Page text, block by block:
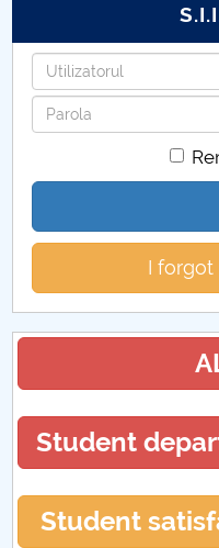
Proiecte
Proiecte
Proiecte
Proiecte
Proiecte
Proiecte
Proiecte
Username
Password
I
Student
Student